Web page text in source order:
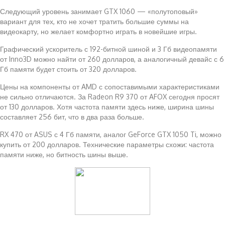
Следующий уровень занимает GTX 1060 — «полутоповый»
вариант для тех, кто не хочет тратить большие суммы на
видеокарту, но желает комфортно играть в новейшие игры.
Графический ускоритель с 192-битной шиной и 3 Гб видеопамяти
от Inno3D можно найти от 260 долларов, а аналогичный девайс с 6
Гб памяти будет стоить от 320 долларов.
Цены на компоненты от AMD с сопоставимыми характеристиками
не сильно отличаются. За Radeon R9 370 от AFOX сегодня просят
от 130 долларов. Хотя частота памяти здесь ниже, ширина шины
составляет 256 бит, что в два раза больше.
RX 470 от ASUS с 4 Гб памяти, аналог GeForce GTX 1050 Ti, можно
купить от 200 долларов. Технические параметры схожи: частота
памяти ниже, но битность шины выше.